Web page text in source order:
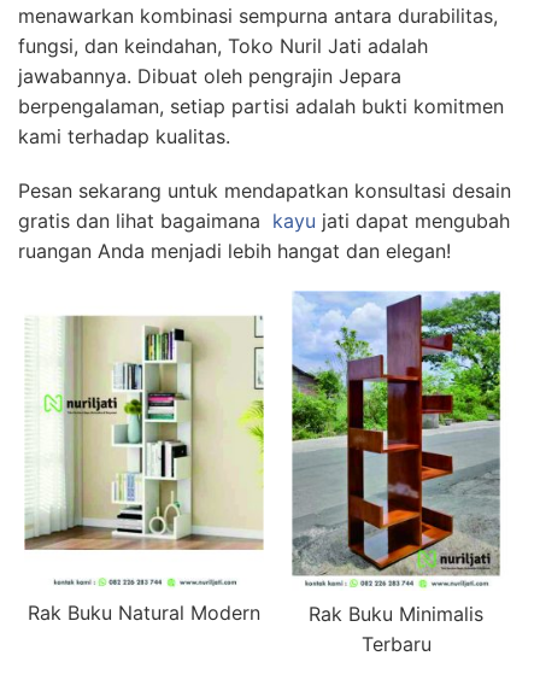
menawarkan kombinasi sempurna antara durabilitas,
fungsi, dan keindahan, Toko Nuril Jati adalah
jawabannya. Dibuat oleh pengrajin Jepara
berpengalaman, setiap partisi adalah bukti komitmen
kami terhadap kualitas.
Pesan sekarang untuk mendapatkan konsultasi desain
gratis dan lihat bagaimana kayu jati dapat mengubah
ruangan Anda menjadi lebih hangat dan elegan!
Rak Buku Natural Modern
Rak Buku Minimalis
Terbaru